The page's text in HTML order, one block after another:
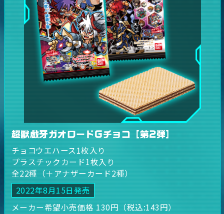
超獣戯牙ガオロードGチョコ［第2弾］
チョコウエハース1枚入り
プラスチックカード1枚入り
全22種（＋アナザーカード2種）
2022年8月15日発売
メーカー希望小売価格 130円（税込:143円）